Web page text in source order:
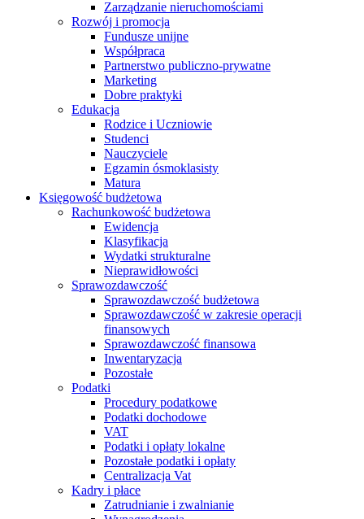
Zarządzanie nieruchomościami
Rozwój i promocja
Fundusze unijne
Współpraca
Partnerstwo publiczno-prywatne
Marketing
Dobre praktyki
Edukacja
Rodzice i Uczniowie
Studenci
Nauczyciele
Egzamin ósmoklasisty
Matura
Księgowość budżetowa
Rachunkowość budżetowa
Ewidencja
Klasyfikacja
Wydatki strukturalne
Nieprawidłowości
Sprawozdawczość
Sprawozdawczość budżetowa
Sprawozdawczość w zakresie operacji
finansowych
Sprawozdawczość finansowa
Inwentaryzacja
Pozostałe
Podatki
Procedury podatkowe
Podatki dochodowe
VAT
Podatki i opłaty lokalne
Pozostałe podatki i opłaty
Centralizacja Vat
Kadry i płace
Zatrudnianie i zwalnianie